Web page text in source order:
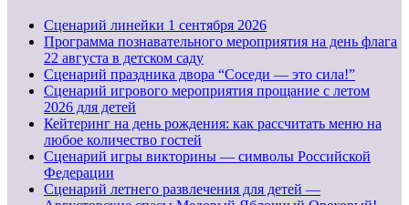
Cценарий линейки 1 сентября 2026
Программа познавательного мероприятия на день флага
22 августа в детском саду
Сценарий праздника двора “Соседи — это сила!”
Сценарий игрового мероприятия прощание с летом
2026 для детей
Кейтеринг на день рождения: как рассчитать меню на
любое количество гостей
Сценарий игры викторины — символы Российской
Федерации
Сценарий летнего развлечения для детей —